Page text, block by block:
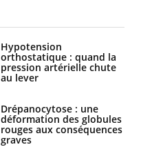
Hypotension
orthostatique : quand la
pression artérielle chute
au lever
Drépanocytose : une
déformation des globules
rouges aux conséquences
graves